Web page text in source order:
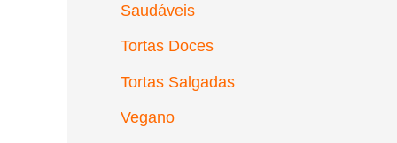
Saudáveis
Tortas Doces
Tortas Salgadas
Vegano